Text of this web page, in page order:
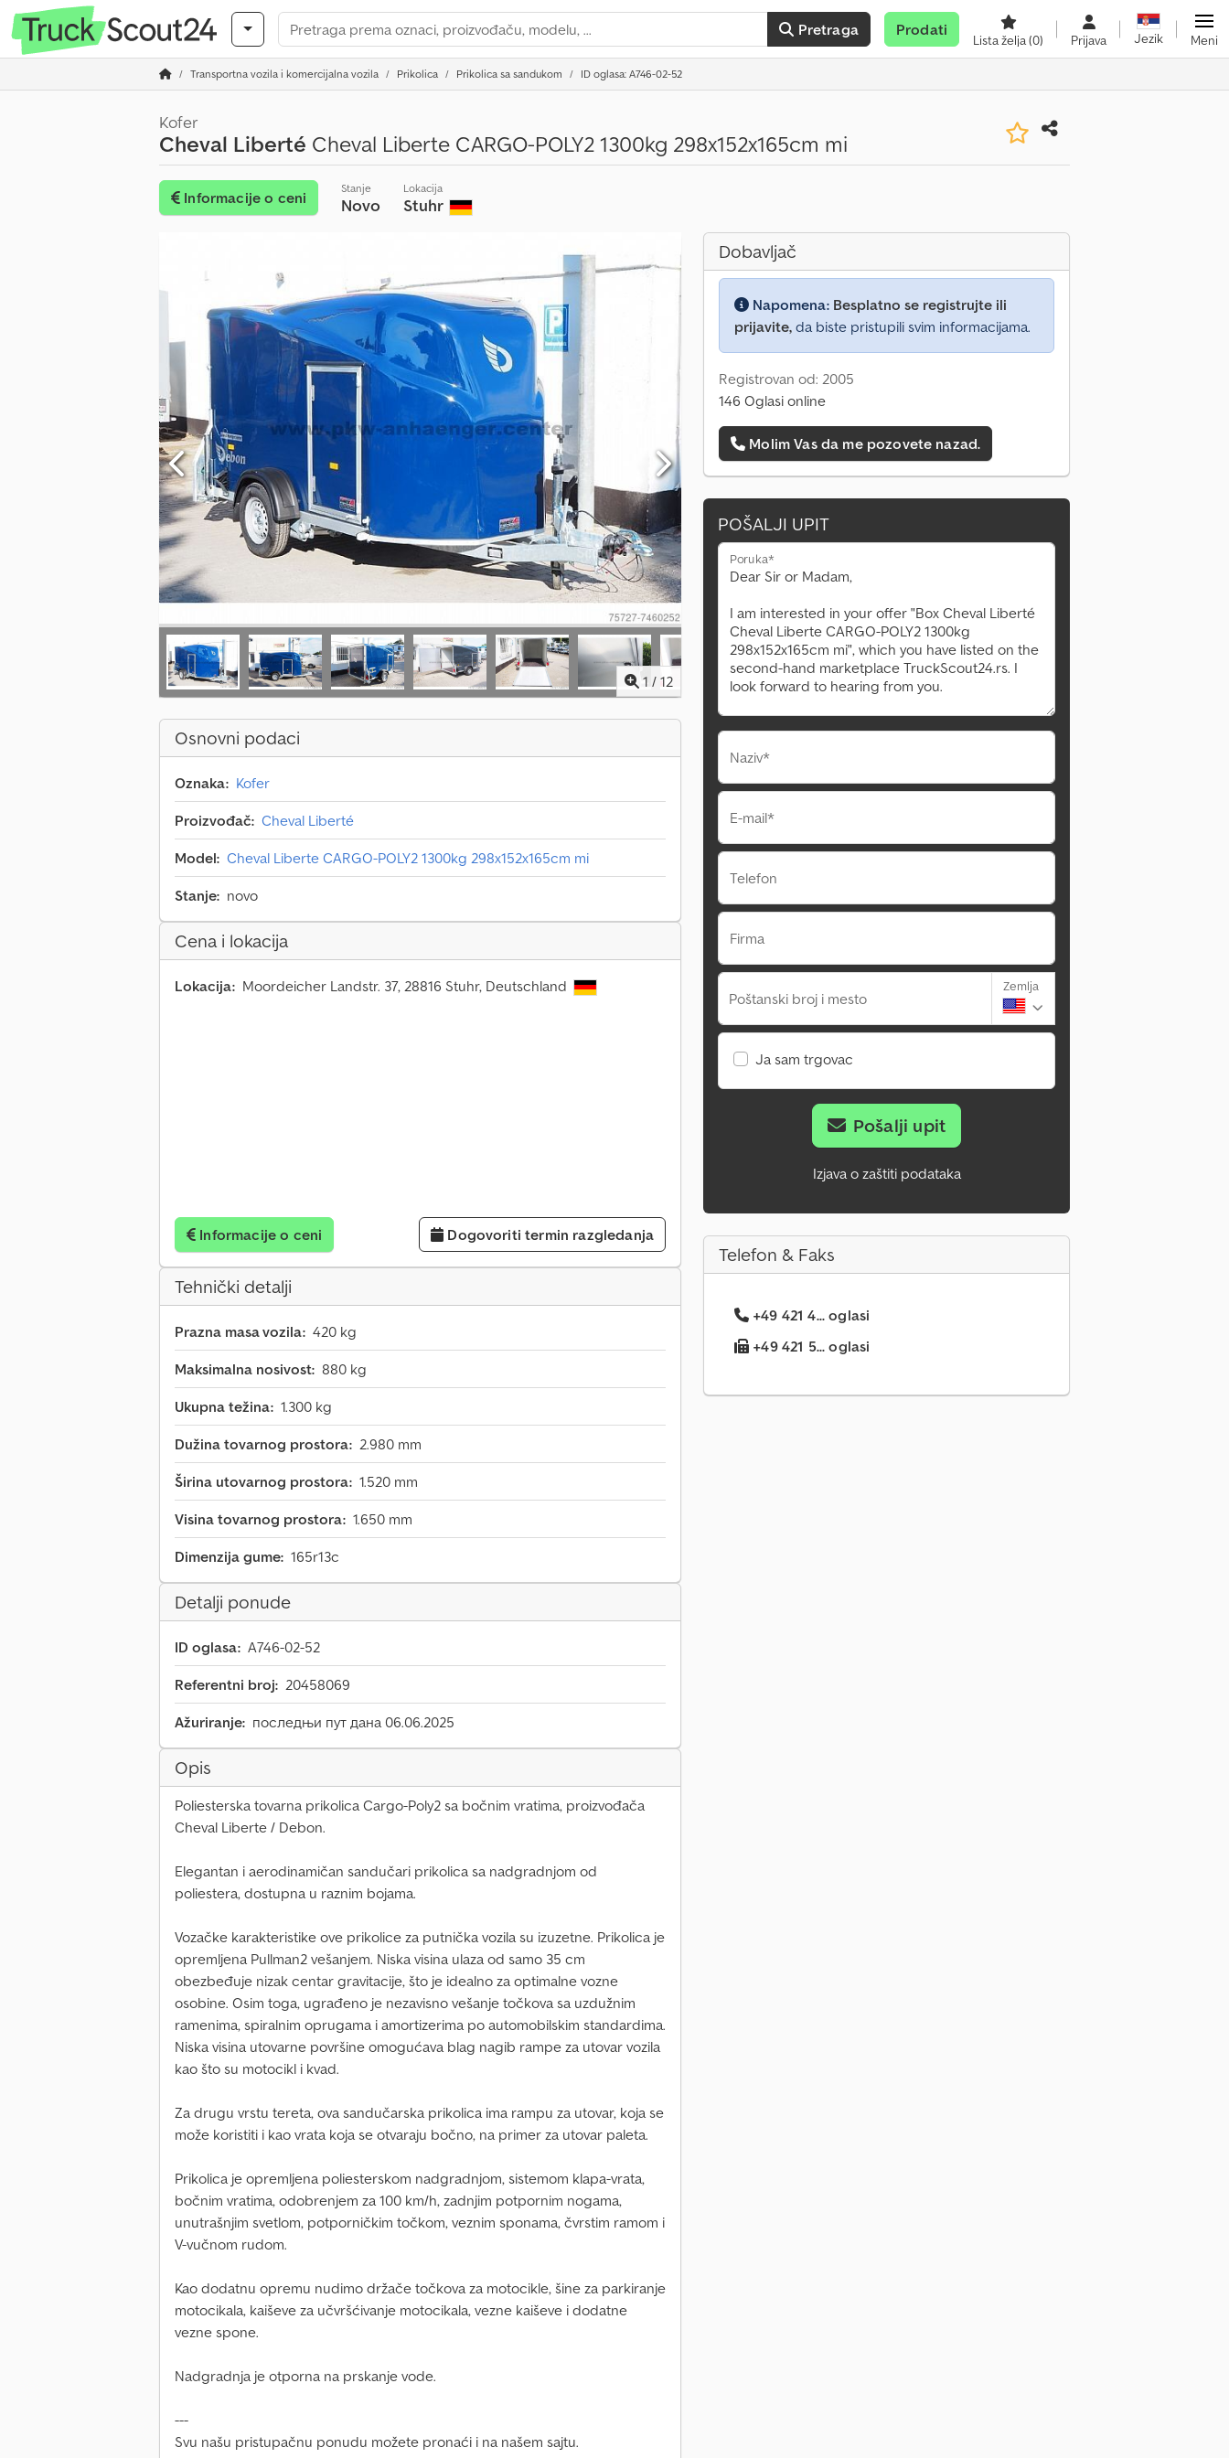
Pretraga Prodati
Lista želja(0) Prijava Jezik Meni
Transportna vozila i komercijalna vozila Prikolica Prikolica sa sandukom ID oglasa: A746-02-52
Kofer
Cheval Liberté Cheval Liberte CARGO-POLY2 1300kg 298x152x165cm mi
Informacije o ceni
Stanje
Novo
Lokacija
Stuhr
1 / 12
Osnovni podaci
Oznaka: Kofer
Proizvođač: Cheval Liberté
Model: Cheval Liberte CARGO-POLY2 1300kg 298x152x165cm mi
Stanje: novo
Cena i lokacija
Lokacija: Moordeicher Landstr. 37, 28816 Stuhr, Deutschland
Informacije o ceni Dogovoriti termin razgledanja
Tehnički detalji
Prazna masa vozila: 420 kg
Maksimalna nosivost: 880 kg
Ukupna težina: 1.300 kg
Dužina tovarnog prostora: 2.980 mm
Širina utovarnog prostora: 1.520 mm
Visina tovarnog prostora: 1.650 mm
Dimenzija gume: 165r13c
Detalji ponude
ID oglasa: A746-02-52
Referentni broj: 20458069
Ažuriranje: последњи пут дана 06.06.2025
Opis
Poliesterska tovarna prikolica Cargo-Poly2 sa bočnim vratima, proizvođača
Cheval Liberte / Debon.
Elegantan i aerodinamičan sandučari prikolica sa nadgradnjom od
poliestera, dostupna u raznim bojama.
Vozačke karakteristike ove prikolice za putnička vozila su izuzetne. Prikolica je
opremljena Pullman2 vešanjem. Niska visina ulaza od samo 35 cm
obezbeđuje nizak centar gravitacije, što je idealno za optimalne vozne
osobine. Osim toga, ugrađeno je nezavisno vešanje točkova sa uzdužnim
ramenima, spiralnim oprugama i amortizerima po automobilskim standardima.
Niska visina utovarne površine omogućava blag nagib rampe za utovar vozila
kao što su motocikl i kvad.
Za drugu vrstu tereta, ova sandučarska prikolica ima rampu za utovar, koja se
može koristiti i kao vrata koja se otvaraju bočno, na primer za utovar paleta.
Prikolica je opremljena poliesterskom nadgradnjom, sistemom klapa-vrata,
bočnim vratima, odobrenjem za 100 km/h, zadnjim potpornim nogama,
unutrašnjim svetlom, potporničkim točkom, veznim sponama, čvrstim ramom i
V-vučnom rudom.
Kao dodatnu opremu nudimo držače točkova za motocikle, šine za parkiranje
motocikala, kaiševe za učvršćivanje motocikala, vezne kaiševe i dodatne
vezne spone.
Nadgradnja je otporna na prskanje vode.
---
Svu našu pristupačnu ponudu možete pronaći i na našem sajtu.
Dobavljač
Napomena: Besplatno se registrujte ili
prijavite, da biste pristupili svim informacijama.
Registrovan od: 2005
146 Oglasi online
Molim Vas da me pozovete nazad.
POŠALJI UPIT
Poruka*
Naziv*
E-mail*
Telefon
Firma
Poštanski broj i mesto
Zemlja
Ja sam trgovac
Pošalji upit
Izjava o zaštiti podataka
Telefon & Faks
+49 421 4... oglasi
+49 421 5... oglasi